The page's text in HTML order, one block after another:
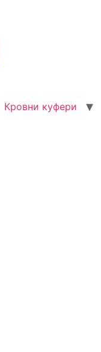
Кровни куфери